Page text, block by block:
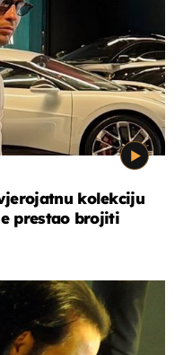
kolekciju
prestao brojiti